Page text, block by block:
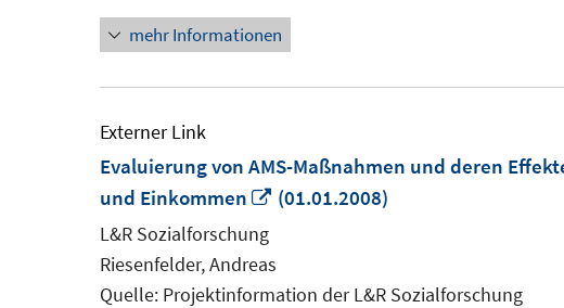
mehr Informationen
Externer Link
Evaluierung von AMS-Maßnahmen und deren
und Einkommen
In
Fenster
öffnen
(01.01.2008)
L&R Sozialforschung
Riesenfelder, Andreas
Quelle: Projektinformation der L&R Sozialforschung